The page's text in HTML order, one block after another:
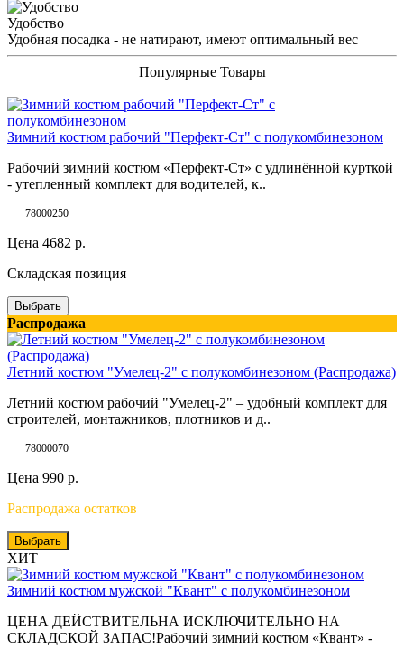
Удобство
Удобная посадка - не натирают, имеют оптимальный вес
Популярные Товары
Зимний костюм рабочий "Перфект-Ст" с полукомбинезоном
Рабочий зимний костюм «Перфект-Ст» с удлинённой курткой
- утепленный комплект для водителей, к..
78000250
Цена 4682 р.
Складская позиция
Выбрать
Распродажа
Летний костюм "Умелец-2" с полукомбинезоном (Распродажа)
Летний костюм рабочий "Умелец-2" – удобный комплект для
строителей, монтажников, плотников и д..
78000070
Цена 990 р.
Распродажа остатков
Выбрать
ХИТ
Зимний костюм мужской "Квант" с полукомбинезоном
ЦЕНА ДЕЙСТВИТЕЛЬНА ИСКЛЮЧИТЕЛЬНО НА
СКЛАДСКОЙ ЗАПАС!Рабочий зимний костюм «Квант» -